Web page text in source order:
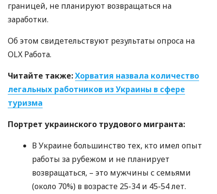
границей, не планируют возвращаться на
заработки.
Об этом свидетельствуют результаты опроса на
OLX Работа.
Читайте также:Хорватия назвала количество
легальных работников из Украины в сфере
туризма
Портрет украинского трудового мигранта:
В Украине большинство тех, кто имел опыт
работы за рубежом и не планирует
возвращаться, – это мужчины с семьями
(около 70%) в возрасте 25-34 и 45-54 лет.